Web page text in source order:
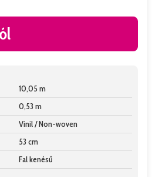
10,05 m
0,53 m
Vinil / Non-woven
53 cm
Fal kenésű